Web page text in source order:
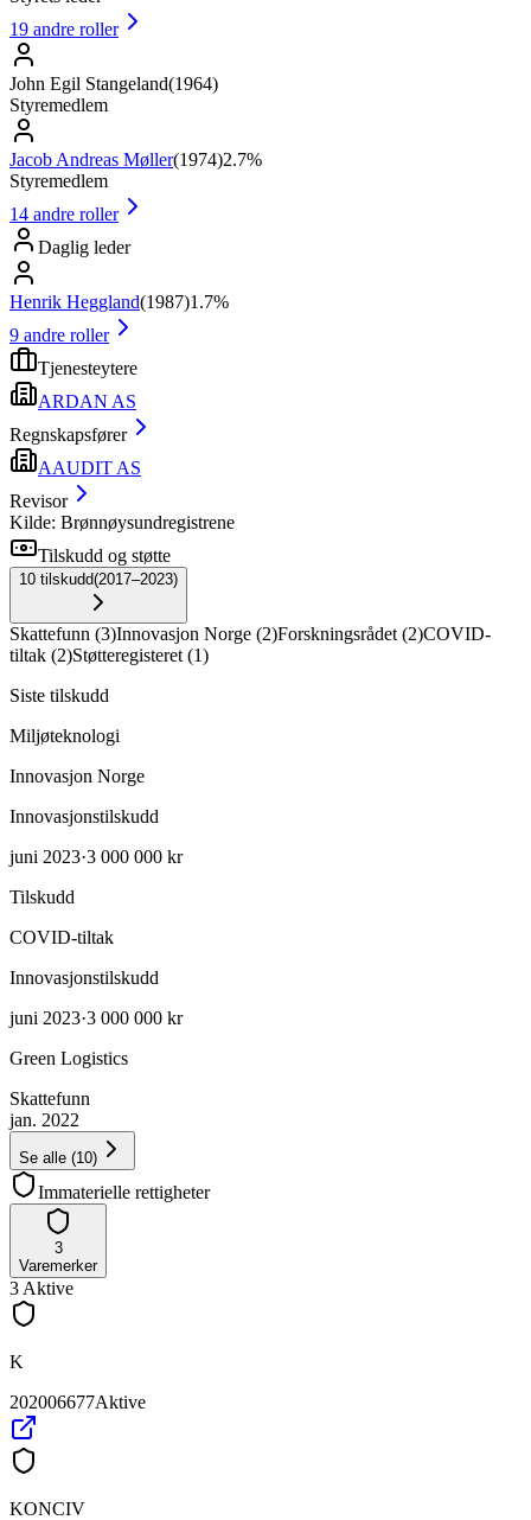
19 andre roller
John Egil Stangeland(1964)
Styremedlem
Jacob Andreas Møller(1974)2.7%
Styremedlem
14 andre roller
Daglig leder
Henrik Heggland(1987)1.7%
9 andre roller
Tjenesteytere
ARDAN AS
Regnskapsfører
AAUDIT AS
Revisor
Kilde: Brønnøysundregistrene
Tilskudd og støtte
10 tilskudd(2017–2023)
Skattefunn (3)Innovasjon Norge (2)Forskningsrådet (2)COVID-
tiltak (2)Støtteregisteret (1)
Siste tilskudd
Miljøteknologi
Innovasjon Norge
Innovasjonstilskudd
juni 2023·3 000 000 kr
Tilskudd
COVID-tiltak
Innovasjonstilskudd
juni 2023·3 000 000 kr
Green Logistics
Skattefunn
jan. 2022
Se alle (10)
Immaterielle rettigheter
3
Varemerker
3 Aktive
K
202006677Aktive
KONCIV